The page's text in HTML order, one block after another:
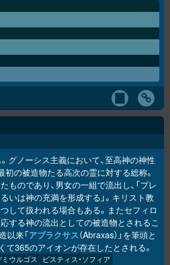
。グノーシス主義において、至高神の神性
初の被造物たる高次の霊に対する総称。
ものであり、男女の一組で流出し、「プレ
るいは神の充満を形成する」。キリスト教
して扱われる場合もある。またセフィロ
する神の流出としての被造物とされるこ
以来「アブラクサス（Abraxas）」を筆頭と
て365のアイオンが存在したとされる。
ウルゴス ピスティス・ソフィア